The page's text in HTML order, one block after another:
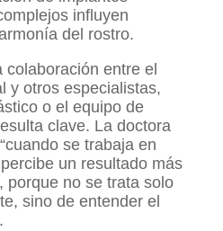
influyen
del rostro.
entre el
y otros especialistas,
o el equipo de
clave. La doctora
se trabaja en
un resultado más
porque no se trata solo
sino de entender el